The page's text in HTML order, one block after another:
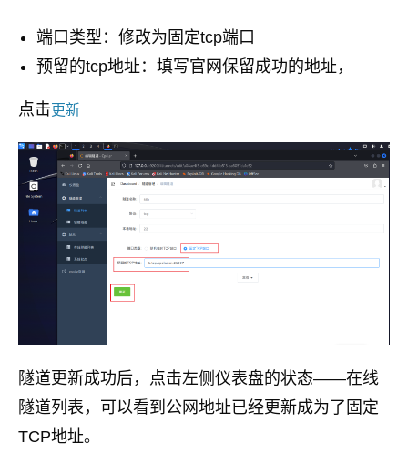
端口类型：修改为固定tcp端口
预留的tcp地址：填写官网保留成功的地址，
点击更新
隧道更新成功后，点击左侧仪表盘的状态——在线
隧道列表，可以看到公网地址已经更新成为了固定
TCP地址。